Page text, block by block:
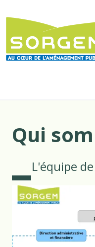
au
principal
Qui
L'équipe